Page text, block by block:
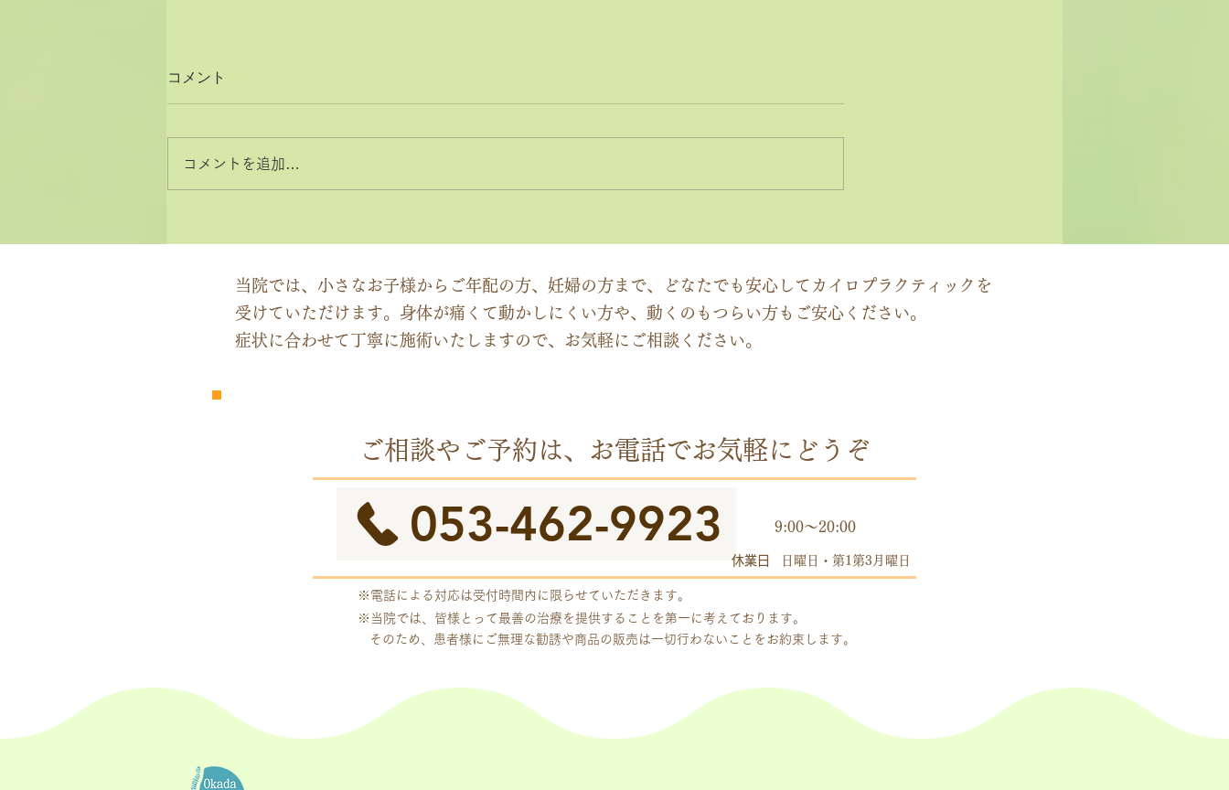
レンダー
脳のコミュニケーションを円
ーチする」カイロプラクティ
コメント
コメントを追加…
当院では、小さなお子様からご年配の方、妊婦の方まで、どなたでも安心してカイロプラクティックを
受けていただけます。身体が痛くて動かしにくい方や、動くのもつらい方もご安心ください。
症状に合わせて丁寧に施術いたしますので、お気軽にご相談ください。
ご相談やご予約は、お電話でお気軽にどうぞ
053-462-9923 9:00～20:00
休業日 日曜日・第1第3月曜日
※電話による対応は受付時間内に限らせていただきます。
※当院では、皆様とって最善の治療を提供することを第一に考えております。
そのため、患者様にご無理な勧誘や商品の販売は一切行わないことをお約束します。